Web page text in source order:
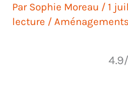
Par Sophie Moreau / 1
lecture /